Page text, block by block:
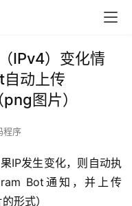
IPv4）变化情
动上传
图片）
程序
IP发生变化，则自动执
Bot通知，并上传
形式）